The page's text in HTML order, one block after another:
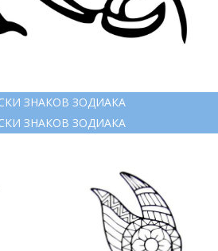
ЗНАКОВ ЗОДИАКА
ЗНАКОВ ЗОДИАКА